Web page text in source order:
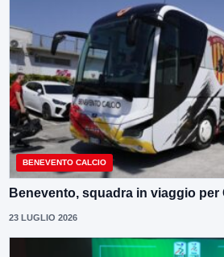
BENEVENTO CALCIO
Benevento, squadra in viaggio per
23 LUGLIO 2026